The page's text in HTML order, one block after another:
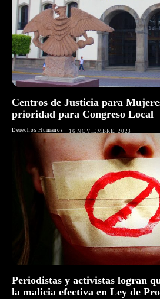
Centros de Justicia para
prioridad para Congreso Local
Derechos Humanos 16 NOVIEMBRE, 2023
Periodistas y activistas logran
la malicia efectiva en Ley de